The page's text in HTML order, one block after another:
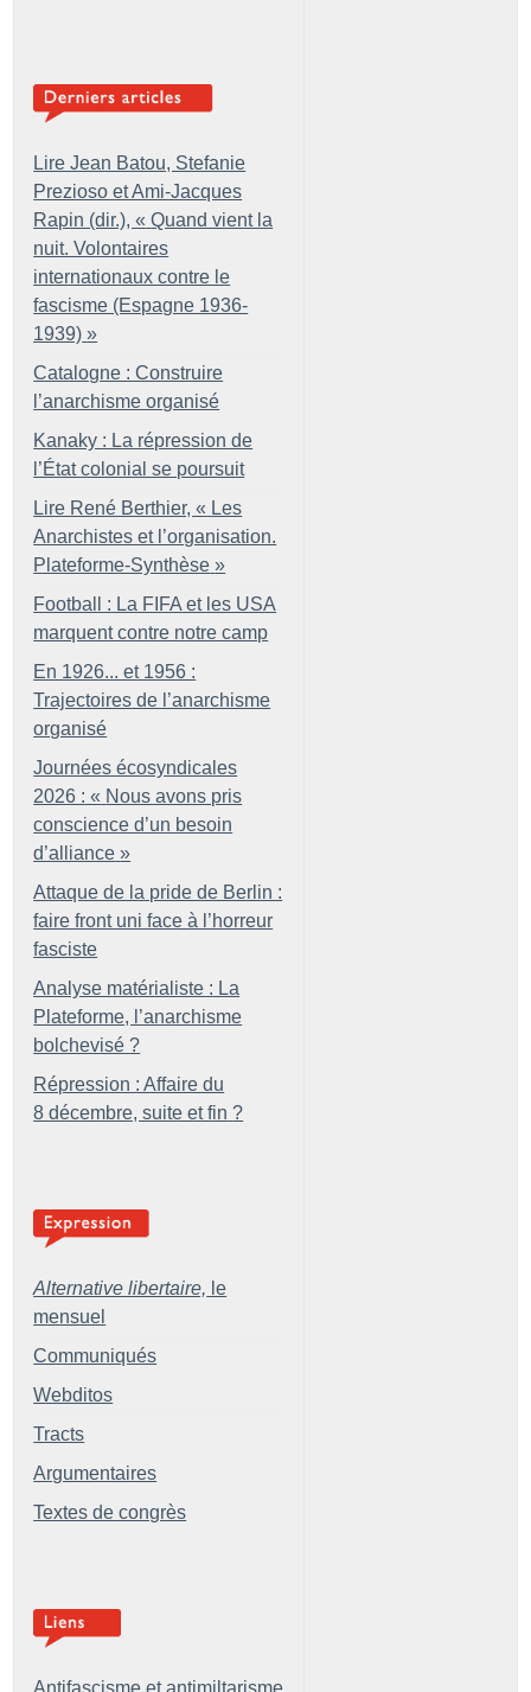
Lire Jean Batou, Stefanie
Prezioso et Ami-Jacques
Rapin (dir.), « Quand vient la
nuit. Volontaires
internationaux contre le
fascisme (Espagne 1936-
1939) »
Catalogne : Construire
l’anarchisme organisé
Kanaky : La répression de
l’État colonial se poursuit
Lire René Berthier, « Les
Anarchistes et l’organisation.
Plateforme-Synthèse »
Football : La FIFA et les USA
marquent contre notre camp
En 1926... et 1956 :
Trajectoires de l’anarchisme
organisé
Journées écosyndicales
2026 : « Nous avons pris
conscience d’un besoin
d’alliance »
Attaque de la pride de Berlin :
faire front uni face à l’horreur
fasciste
Analyse matérialiste : La
Plateforme, l’anarchisme
bolchevisé ?
Répression : Affaire du
8 décembre, suite et fin ?
Alternative libertaire, le
mensuel
Communiqués
Webditos
Tracts
Argumentaires
Textes de congrès
Antifascisme et antimiltarisme